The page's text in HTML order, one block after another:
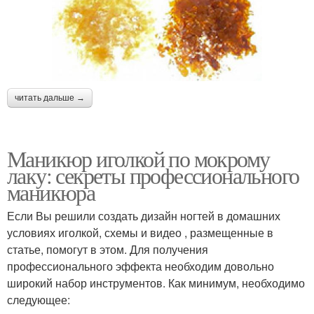
читать дальше →
Маникюр иголкой по мокрому
лаку: секреты профессионального
маникюра
Если Вы решили создать дизайн ногтей в домашних
условиях иголкой, схемы и видео , размещенные в
статье, помогут в этом. Для получения
профессионального эффекта необходим довольно
широкий набор инструментов. Как минимум, необходимо
следующее: